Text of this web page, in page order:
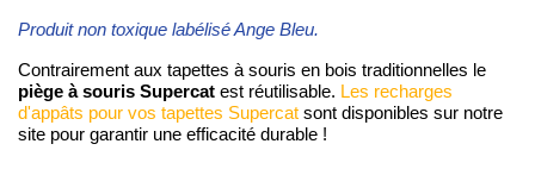
Produit non toxique labélisé Ange Bleu.
Contrairement aux tapettes à souris en bois traditionnelles le
piège à souris Supercat est réutilisable. Les recharges
d'appâts pour vos tapettes Supercat sont disponibles sur notre
site pour garantir une efficacité durable !